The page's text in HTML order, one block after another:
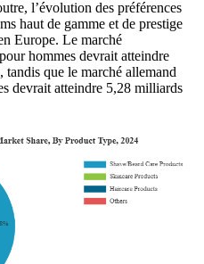
l’évolution des préférences
haut de gamme et de prestige
Europe. Le marché
hommes devrait atteindre
tandis que le marché allemand
devrait atteindre 5,28 milliards